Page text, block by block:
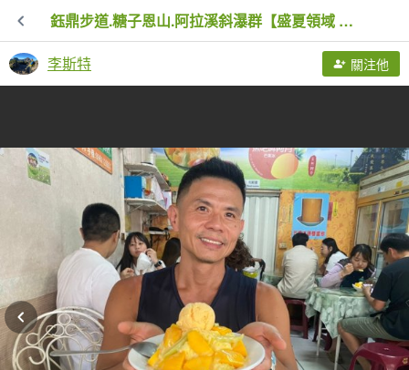
鈺鼎步道.糖子恩山.阿拉溪斜瀑群【盛夏領域 全面展開】
李斯特 關注他